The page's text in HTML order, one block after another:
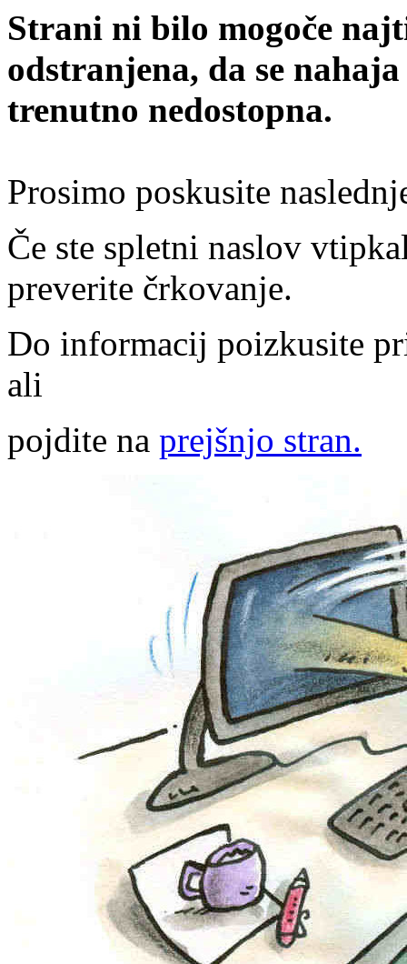
Strani ni bilo mogoče
odstranjena, da se
trenutno nedostopna.
Prosimo poskusite
Če ste spletni naslov
preverite črkovanje.
Do informacij poizkusite
ali
pojdite na prejšnjo stran.